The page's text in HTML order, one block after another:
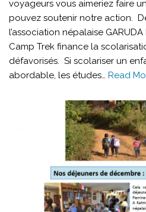
voyageurs vous aimeriez faire
pouvez soutenir notre action.
l’association népalaise
Camp Trek finance la
défavorisés. Si scolariser un
abordable, les études… Read